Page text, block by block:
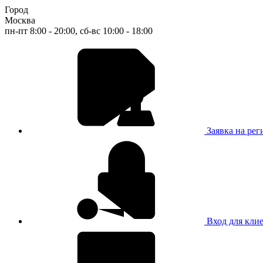
Город
Москва
пн-пт 8:00 - 20:00, сб-вс 10:00 - 18:00
Заявка на
Вход для